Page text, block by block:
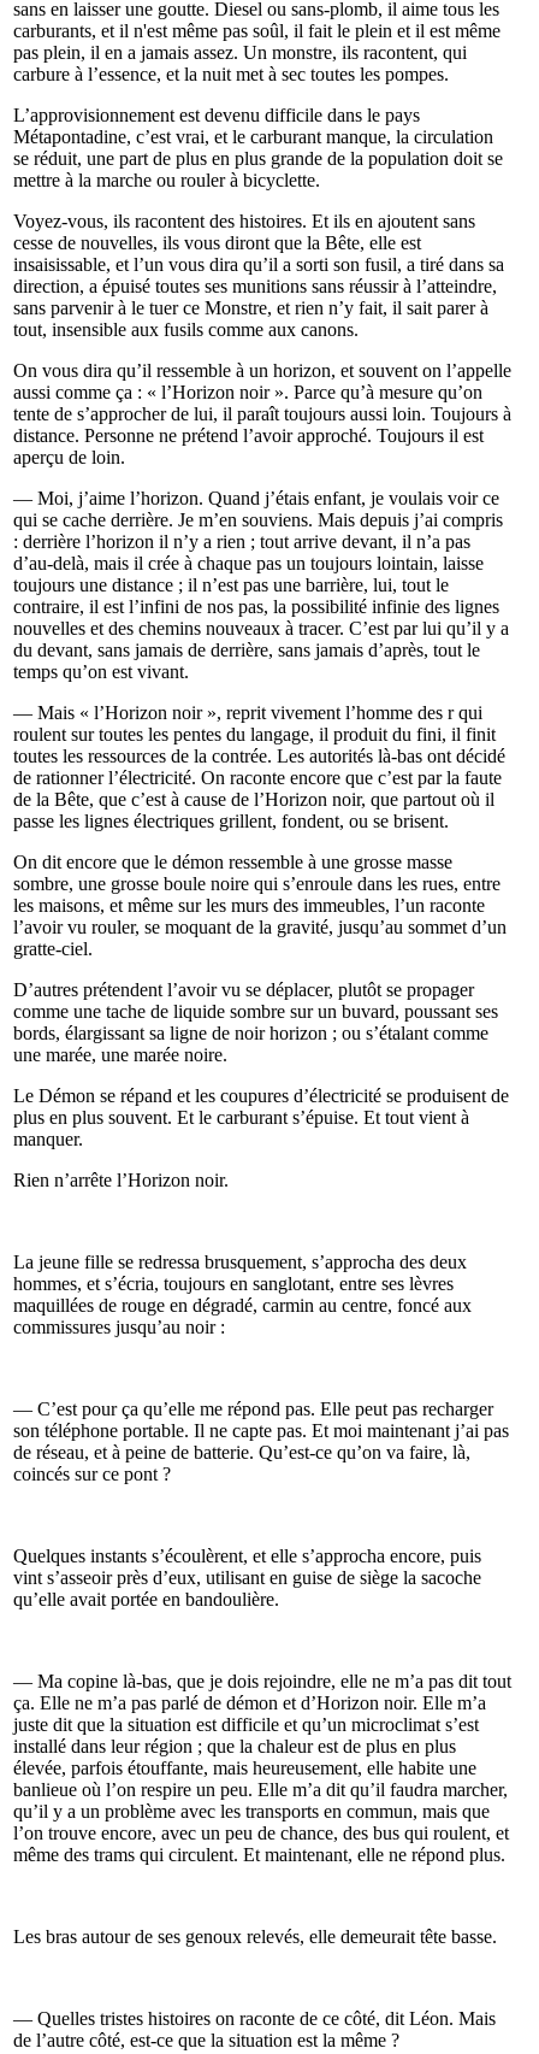
sans en laisser une goutte. Diesel ou sans-plomb, il aime tous les
carburants, et il n'est même pas soûl, il fait le plein et il est même
pas plein, il en a jamais assez. Un monstre, ils racontent, qui
carbure à l’essence, et la nuit met à sec toutes les pompes.
L’approvisionnement est devenu difficile dans le pays
Métapontadine, c’est vrai, et le carburant manque, la circulation
se réduit, une part de plus en plus grande de la population doit se
mettre à la marche ou rouler à bicyclette.
Voyez-vous, ils racontent des histoires. Et ils en ajoutent sans
cesse de nouvelles, ils vous diront que la Bête, elle est
insaisissable, et l’un vous dira qu’il a sorti son fusil, a tiré dans sa
direction, a épuisé toutes ses munitions sans réussir à l’atteindre,
sans parvenir à le tuer ce Monstre, et rien n’y fait, il sait parer à
tout, insensible aux fusils comme aux canons.
On vous dira qu’il ressemble à un horizon, et souvent on l’appelle
aussi comme ça : « l’Horizon noir ». Parce qu’à mesure qu’on
tente de s’approcher de lui, il paraît toujours aussi loin. Toujours à
distance. Personne ne prétend l’avoir approché. Toujours il est
aperçu de loin.
— Moi, j’aime l’horizon. Quand j’étais enfant, je voulais voir ce
qui se cache derrière. Je m’en souviens. Mais depuis j’ai compris
: derrière l’horizon il n’y a rien ; tout arrive devant, il n’a pas
d’au-delà, mais il crée à chaque pas un toujours lointain, laisse
toujours une distance ; il n’est pas une barrière, lui, tout le
contraire, il est l’infini de nos pas, la possibilité infinie des lignes
nouvelles et des chemins nouveaux à tracer. C’est par lui qu’il y a
du devant, sans jamais de derrière, sans jamais d’après, tout le
temps qu’on est vivant.
— Mais « l’Horizon noir », reprit vivement l’homme des r qui
roulent sur toutes les pentes du langage, il produit du fini, il finit
toutes les ressources de la contrée. Les autorités là-bas ont décidé
de rationner l’électricité. On raconte encore que c’est par la faute
de la Bête, que c’est à cause de l’Horizon noir, que partout où il
passe les lignes électriques grillent, fondent, ou se brisent.
On dit encore que le démon ressemble à une grosse masse
sombre, une grosse boule noire qui s’enroule dans les rues, entre
les maisons, et même sur les murs des immeubles, l’un raconte
l’avoir vu rouler, se moquant de la gravité, jusqu’au sommet d’un
gratte-ciel.
D’autres prétendent l’avoir vu se déplacer, plutôt se propager
comme une tache de liquide sombre sur un buvard, poussant ses
bords, élargissant sa ligne de noir horizon ; ou s’étalant comme
une marée, une marée noire.
Le Démon se répand et les coupures d’électricité se produisent de
plus en plus souvent. Et le carburant s’épuise. Et tout vient à
manquer.
Rien n’arrête l’Horizon noir.
La jeune fille se redressa brusquement, s’approcha des deux
hommes, et s’écria, toujours en sanglotant, entre ses lèvres
maquillées de rouge en dégradé, carmin au centre, foncé aux
commissures jusqu’au noir :
— C’est pour ça qu’elle me répond pas. Elle peut pas recharger
son téléphone portable. Il ne capte pas. Et moi maintenant j’ai pas
de réseau, et à peine de batterie. Qu’est-ce qu’on va faire, là,
coincés sur ce pont ?
Quelques instants s’écoulèrent, et elle s’approcha encore, puis
vint s’asseoir près d’eux, utilisant en guise de siège la sacoche
qu’elle avait portée en bandoulière.
— Ma copine là-bas, que je dois rejoindre, elle ne m’a pas dit tout
ça. Elle ne m’a pas parlé de démon et d’Horizon noir. Elle m’a
juste dit que la situation est difficile et qu’un microclimat s’est
installé dans leur région ; que la chaleur est de plus en plus
élevée, parfois étouffante, mais heureusement, elle habite une
banlieue où l’on respire un peu. Elle m’a dit qu’il faudra marcher,
qu’il y a un problème avec les transports en commun, mais que
l’on trouve encore, avec un peu de chance, des bus qui roulent, et
même des trams qui circulent. Et maintenant, elle ne répond plus.
Les bras autour de ses genoux relevés, elle demeurait tête basse.
— Quelles tristes histoires on raconte de ce côté, dit Léon. Mais
de l’autre côté, est-ce que la situation est la même ?